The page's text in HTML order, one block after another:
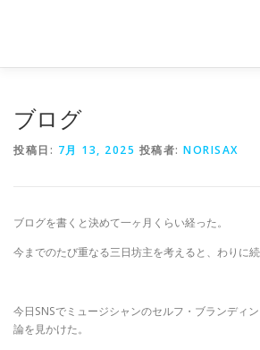
ブログ
投稿日: 7月 13, 2025 投稿者: NORISAX
ブログを書くと決めて一ヶ月くらい経った。
今までのたび重なる三日坊主を考えると、わりに
今日SNSでミュージシャンのセルフ・ブランディ
論を見かけた。